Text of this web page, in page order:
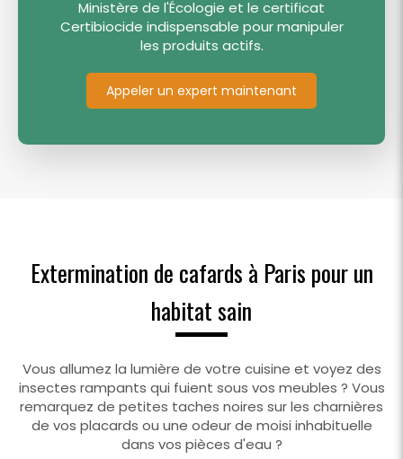
Ministère de l'Écologie et le certificat
Certibiocide indispensable pour manipuler
les produits actifs.
Appeler un expert maintenant
Extermination de cafards à Paris pour un
habitat sain
Vous allumez la lumière de votre cuisine et voyez des
insectes rampants qui fuient sous vos meubles ? Vous
remarquez de petites taches noires sur les charnières
de vos placards ou une odeur de moisi inhabituelle
dans vos pièces d'eau ?